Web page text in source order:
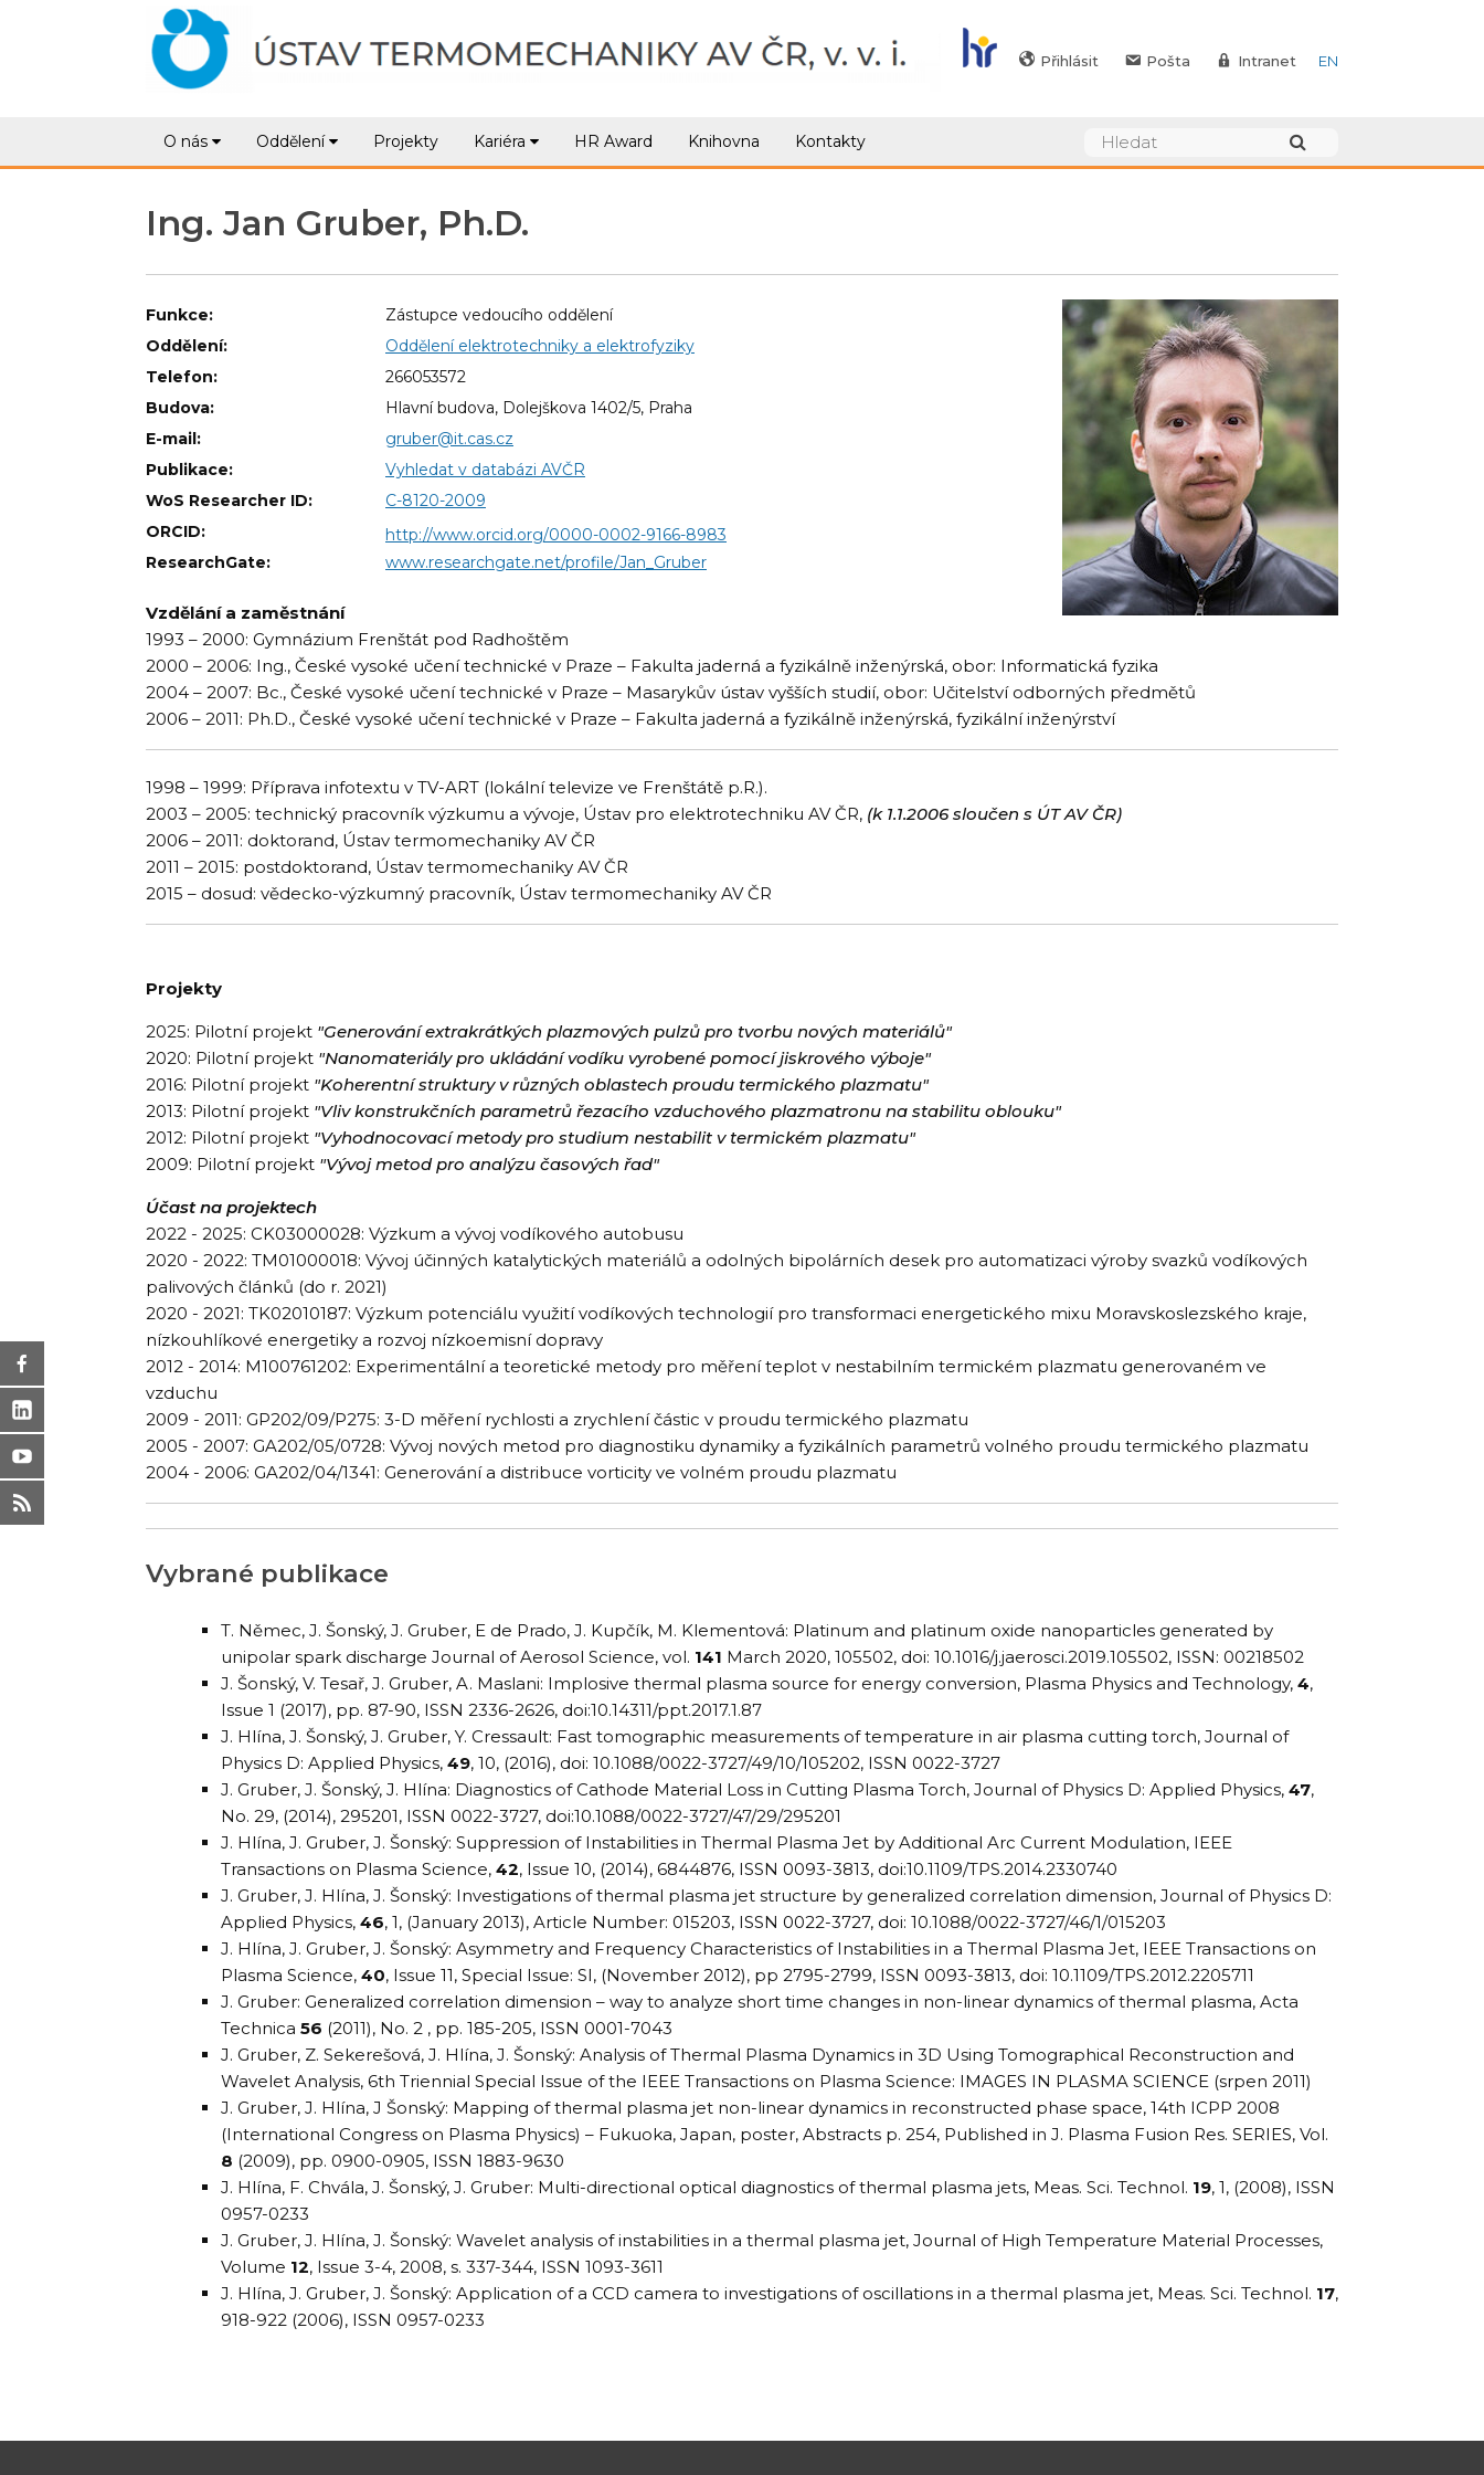
Přihlásit Pošta Intranet EN
O nás Oddělení Projekty Kariéra HR Award Knihovna Kontakty
Ing. Jan Gruber, Ph.D.
Funkce:
Zástupce vedoucího oddělení
Oddělení:
Oddělení elektrotechniky a elektrofyziky
Telefon:
266053572
Budova:
Hlavní budova, Dolejškova 1402/5, Praha
E-mail:
gruber@it.cas.cz
Publikace:
Vyhledat v databázi AVČR
WoS Researcher ID:
C-8120-2009
ORCID:
http://www.orcid.org/0000-0002-9166-8983
ResearchGate:
www.researchgate.net/profile/Jan_Gruber
Vzdělání a zaměstnání
1993 – 2000: Gymnázium Frenštát pod Radhoštěm
2000 – 2006: Ing., České vysoké učení technické v Praze – Fakulta jaderná a fyzikálně inženýrská, obor: Informatická fyzika
2004 – 2007: Bc., České vysoké učení technické v Praze – Masarykův ústav vyšších studií, obor: Učitelství odborných předmětů
2006 – 2011: Ph.D., České vysoké učení technické v Praze – Fakulta jaderná a fyzikálně inženýrská, fyzikální inženýrství
1998 – 1999: Příprava infotextu v TV-ART (lokální televize ve Frenštátě p.R.).
2003 – 2005: technický pracovník výzkumu a vývoje, Ústav pro elektrotechniku AV ČR, (k 1.1.2006 sloučen s ÚT AV ČR)
2006 – 2011: doktorand, Ústav termomechaniky AV ČR
2011 – 2015: postdoktorand, Ústav termomechaniky AV ČR
2015 – dosud: vědecko-výzkumný pracovník, Ústav termomechaniky AV ČR
Projekty
2025: Pilotní projekt "Generování extrakrátkých plazmových pulzů pro tvorbu nových materiálů"
2020: Pilotní projekt "Nanomateriály pro ukládání vodíku vyrobené pomocí jiskrového výboje"
2016: Pilotní projekt "Koherentní struktury v různých oblastech proudu termického plazmatu"
2013: Pilotní projekt "Vliv konstrukčních parametrů řezacího vzduchového plazmatronu na stabilitu oblouku"
2012: Pilotní projekt "Vyhodnocovací metody pro studium nestabilit v termickém plazmatu"
2009: Pilotní projekt "Vývoj metod pro analýzu časových řad"
Účast na projektech
2022 - 2025: CK03000028: Výzkum a vývoj vodíkového autobusu
2020 - 2022: TM01000018: Vývoj účinných katalytických materiálů a odolných bipolárních desek pro automatizaci výroby svazků vodíkových
palivových článků (do r. 2021)
2020 - 2021: TK02010187: Výzkum potenciálu využití vodíkových technologií pro transformaci energetického mixu Moravskoslezského kraje,
nízkouhlíkové energetiky a rozvoj nízkoemisní dopravy
2012 - 2014: M100761202: Experimentální a teoretické metody pro měření teplot v nestabilním termickém plazmatu generovaném ve
vzduchu
2009 - 2011: GP202/09/P275: 3-D měření rychlosti a zrychlení částic v proudu termického plazmatu
2005 - 2007: GA202/05/0728: Vývoj nových metod pro diagnostiku dynamiky a fyzikálních parametrů volného proudu termického plazmatu
2004 - 2006: GA202/04/1341: Generování a distribuce vorticity ve volném proudu plazmatu
Vybrané publikace
T. Němec, J. Šonský, J. Gruber, E de Prado, J. Kupčík, M. Klementová: Platinum and platinum oxide nanoparticles generated by
unipolar spark discharge Journal of Aerosol Science, vol. 141 March 2020, 105502, doi: 10.1016/j.jaerosci.2019.105502, ISSN: 00218502
J. Šonský, V. Tesař, J. Gruber, A. Maslani: Implosive thermal plasma source for energy conversion, Plasma Physics and Technology, 4,
Issue 1 (2017), pp. 87-90, ISSN 2336-2626, doi:10.14311/ppt.2017.1.87
J. Hlína, J. Šonský, J. Gruber, Y. Cressault: Fast tomographic measurements of temperature in air plasma cutting torch, Journal of
Physics D: Applied Physics, 49, 10, (2016), doi: 10.1088/0022-3727/49/10/105202, ISSN 0022-3727
J. Gruber, J. Šonský, J. Hlína: Diagnostics of Cathode Material Loss in Cutting Plasma Torch, Journal of Physics D: Applied Physics,47,
No. 29, (2014), 295201, ISSN 0022-3727, doi:10.1088/0022-3727/47/29/295201
J. Hlína, J. Gruber, J. Šonský: Suppression of Instabilities in Thermal Plasma Jet by Additional Arc Current Modulation, IEEE
Transactions on Plasma Science, 42, Issue 10, (2014), 6844876, ISSN 0093-3813, doi:10.1109/TPS.2014.2330740
J. Gruber, J. Hlína, J. Šonský: Investigations of thermal plasma jet structure by generalized correlation dimension, Journal of Physics D:
Applied Physics, 46, 1, (January 2013), Article Number: 015203, ISSN 0022-3727, doi: 10.1088/0022-3727/46/1/015203
J. Hlína, J. Gruber, J. Šonský: Asymmetry and Frequency Characteristics of Instabilities in a Thermal Plasma Jet, IEEE Transactions on
Plasma Science, 40, Issue 11, Special Issue: SI, (November 2012), pp 2795-2799, ISSN 0093-3813, doi: 10.1109/TPS.2012.2205711
J. Gruber: Generalized correlation dimension – way to analyze short time changes in non-linear dynamics of thermal plasma, Acta
Technica 56 (2011), No. 2 , pp. 185-205, ISSN 0001-7043
J. Gruber, Z. Sekerešová, J. Hlína, J. Šonský: Analysis of Thermal Plasma Dynamics in 3D Using Tomographical Reconstruction and
Wavelet Analysis, 6th Triennial Special Issue of the IEEE Transactions on Plasma Science: IMAGES IN PLASMA SCIENCE (srpen 2011)
J. Gruber, J. Hlína, J Šonský: Mapping of thermal plasma jet non-linear dynamics in reconstructed phase space, 14th ICPP 2008
(International Congress on Plasma Physics) – Fukuoka, Japan, poster, Abstracts p. 254, Published in J. Plasma Fusion Res. SERIES, Vol.
8 (2009), pp. 0900-0905, ISSN 1883-9630
J. Hlína, F. Chvála, J. Šonský, J. Gruber: Multi-directional optical diagnostics of thermal plasma jets, Meas. Sci. Technol. 19, 1, (2008), ISSN
0957-0233
J. Gruber, J. Hlína, J. Šonský: Wavelet analysis of instabilities in a thermal plasma jet, Journal of High Temperature Material Processes,
Volume 12, Issue 3-4, 2008, s. 337-344, ISSN 1093-3611
J. Hlína, J. Gruber, J. Šonský: Application of a CCD camera to investigations of oscillations in a thermal plasma jet, Meas. Sci. Technol. 17,
918-922 (2006), ISSN 0957-0233